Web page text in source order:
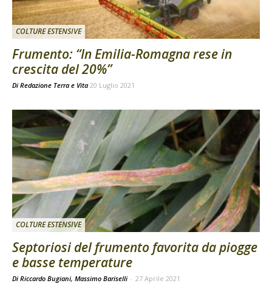
COLTURE ESTENSIVE
Frumento: “In Emilia-Romagna rese in
crescita del 20%”
Di Redazione Terra e Vita 20 Luglio 2021
COLTURE ESTENSIVE
Septoriosi del frumento favorita da piogge
e basse temperature
Di Riccardo Bugiani, Massimo Bariselli - 27 Aprile 2021